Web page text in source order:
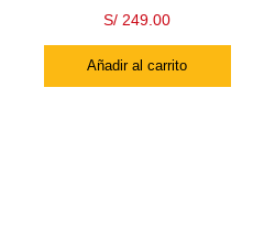
S/ 249.00
Añadir al carrito